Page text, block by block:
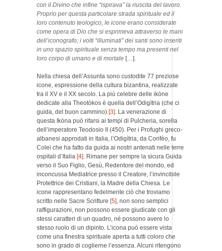
con il Divino che infine “ispirava” la riuscita del lavoro.
Proprio per questa particolare strada spirituale ed il
loro contenuto teologico, le icone erano considerate
come opera di Dio che si esprimeva attraverso le mani
dell’iconografo; i volti “illuminati” dei santi sono inseriti
in uno spazio spirituale senza tempo ma presenti nel
loro corpo di umano e di mortale […].
Nella chiesa dell’Assunta sono custodite 77 preziose
icone, espressione della cultura bizantina, realizzate
tra il XV e il XX secolo. La più celebre delle ikòne
dedicate alla Theotòkos è quella dell’Odigìtria (che ci
guida, del buon cammino) [3]. La venerazione di
questa Ikòna può rifarsi ai tempi di Pulcheria, sorella
dell’imperatore Teodosio II (450). Per i Profughi greco-
albanesi approdati in Italia, l’Odigìtria, da Corifèo, fu
Colei che ha fatto da guida ai nostri antenati nelle terre
ospitali d’Italia [4]. Rimane per sempre la sicura Guida
verso il Suo Figlio, Gesù, Redentore del mondo, ed
inconcussa Mediatrice presso il Creatore, l’invincibile
Protettrice dei Cristiani, la Madre della Chiesa. Le
icone rappresentano fedelmente ciò che troviamo
scritto nelle Sacre Scritture [5], non sono semplici
raffigurazioni, non possono essere giudicate con gli
stessi caratteri di un quadro, né possono avere lo
stesso ruolo di un dipinto. L’icona può essere vista
come una finestra spirituale aperta a tutti coloro che
sono in grado di coglierne l’essenza. Alcuni ritengono